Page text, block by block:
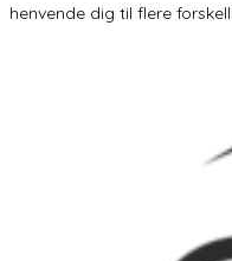
henvende dig til flere